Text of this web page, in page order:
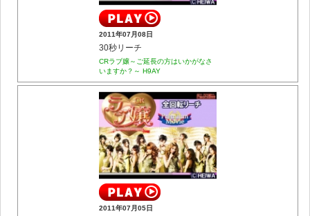
2011年07月08日
30秒リーチ
CRラブ嬢～ご延長の方はいかがなさ
いますか？～ H9AY
2011年07月05日